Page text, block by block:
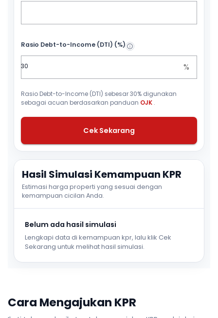
Rasio Debt-to-Income (DTI) (%)
%
Rasio Debt-to-Income (DTI) sebesar 30% digunakan
sebagai acuan berdasarkan panduan OJK .
Cek Sekarang
Hasil Simulasi Kemampuan KPR
Estimasi harga properti yang sesuai dengan
kemampuan cicilan Anda.
Belum ada hasil simulasi
Lengkapi data di kemampuan kpr, lalu klik Cek
Sekarang untuk melihat hasil simulasi.
Cara Mengajukan KPR